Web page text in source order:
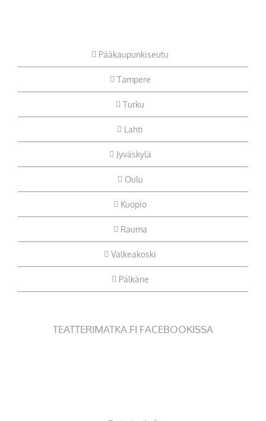
Pääkaupunkiseutu
Tampere
Turku
Lahti
Jyväskylä
Oulu
Kuopio
Rauma
Valkeakoski
Pälkäne
TEATTERIMATKA.FI FACEBOOKISSA